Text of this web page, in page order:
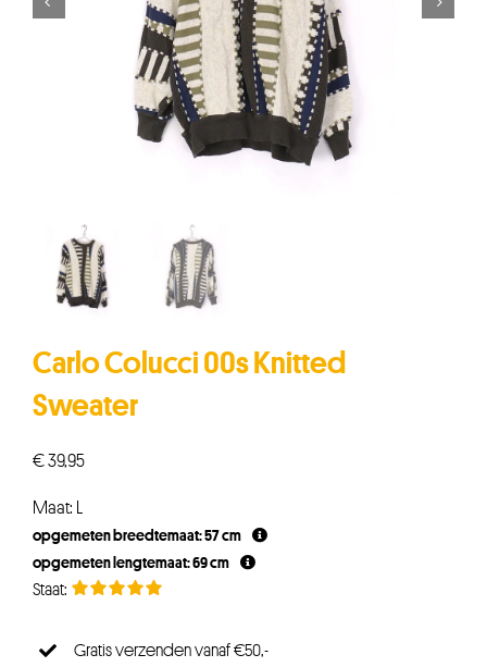
Carlo Colucci 00s Knitted
Sweater
€39,95
Maat: L
opgemeten breedtemaat: 57 cm
opgemeten lengtemaat: 69 cm
Gratis verzenden vanaf €50,-